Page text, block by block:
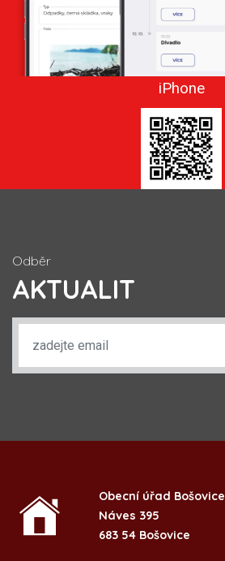
iPhone
Odběr
AKTUALIT
Obecní úřad Bošovice
Náves 395
683 54 Bošovice